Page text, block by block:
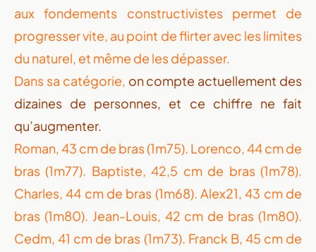
aux fondements constructivistes permet de
progresser vite, au point de flirter avec les limites
du naturel, et même de les dépasser.
Dans sa catégorie, on compte actuellement des
dizaines de personnes, et ce chiffre ne fait
qu’augmenter.
Roman, 43 cm de bras (1m75). Lorenco, 44 cm de
bras (1m77). Baptiste, 42,5 cm de bras (1m78).
Charles, 44 cm de bras (1m68). Alex21, 43 cm de
bras (1m80). Jean-Louis, 42 cm de bras (1m80).
Cedm, 41 cm de bras (1m73). Franck B, 45 cm de